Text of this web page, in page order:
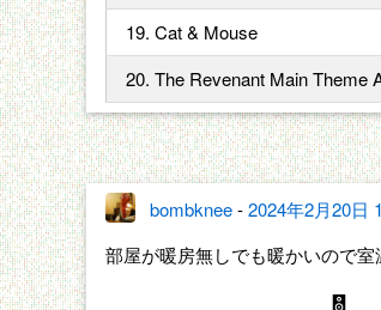
19. Cat & Mouse
20. The Revenant Main Theme
bombknee-2024年2月20日
部屋が暖房無しでも暖かいので